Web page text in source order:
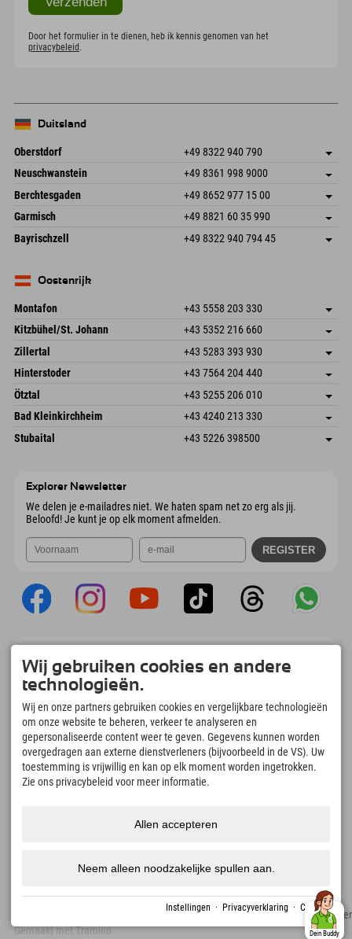
Door het formulier in te dienen, heb ik kennis genomen van het
privacybeleid.
Duitsland
Oberstdorf +49 8322 940 790
An der Breitach 3
Duitsland
Adres opslaan
Booking
Neuschwanstein +49 8361 998 9000
An der Riese 45
87484 Nesselwang im Allgäu
Duitsland
Adres opslaan
Aankomstinformatie
Booking
Berchtesgaden +49 8652 977 15 00
Hofreitstr. 7
Duitsland
Adres opslaan
Booking
Garmisch +49 8821 60 35 990
Frickenstraße 22
82490 Farchant
Adres opslaan
Aankomstinformatie
Bayrischzell +49 8322 940 794 45
Duitsland
Oostenrijk
Montafon +43 5558 203 330
Dorfstr. 127b
6793 Gaschurn/Montafon
Oostenrijk
Adres opslaan
Booking
Kitzbühel/St. Johann +43 5352 216 660
Speckbacherstraße 87
6380 St. Johann in Tirol
Oostenrijk
Adres opslaan
Aankomstinformatie
Booking
Zillertal +43 5283 393 930
Schmiedau 2
Oostenrijk
Adres opslaan
Booking
Hinterstoder +43 7564 204 440
Freizeitpark 10
4573 Hinterstoder
Oostenrijk
Adres opslaan
Aankomstinformatie
Booking
Ötztal +43 5255 206 010
Gscheat 14
Oostenrijk
Adres opslaan
Booking
Bad Kleinkirchheim +43 4240 213 330
Dorfstraße 24
9546 Bad Kleinkirchheim
Adres opslaan
Aankomstinformatie
Stubaital +43 5226 398500
Explorer Newsletter
We delen je e-mailadres niet. We haten spam net zo erg als jij.
Beloofd! Je kunt je op elk moment afmelden.
Upload je #ExplorerMoments, Mijn Explorer
To Go met een boekingsoverzicht, bucketlist,
restaurantoverzicht en nog veel meer.
Download nu!
Tijd voor ontdekkingsmomenten
166
Bergmeren en
4.634km
97
Toegankelijkheid pers
Gemaakt met Tramino
Dein Buddy
Wij gebruiken cookies en andere
technologieën.
Wij en onze partners gebruiken cookies en vergelijkbare technologieën
om onze website te beheren, verkeer te analyseren en
gepersonaliseerde content weer te geven. Gegevens kunnen worden
overgedragen aan externe dienstverleners (bijvoorbeeld in de VS). Uw
toestemming is vrijwillig en kan op elk moment worden ingetrokken.
Zie ons privacybeleid voor meer informatie.
Allen accepteren
Neem alleen noodzakelijke spullen aan.
Instellingen · Privacyverklaring · Colofon